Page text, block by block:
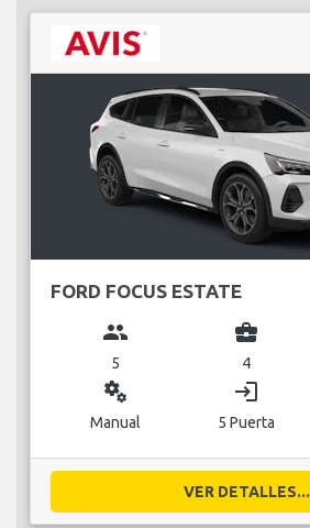
FORD FOCUS ESTATE
group
5
business_center
4
miscellaneous_services
Manual
login
5 Puerta
VER DETALLES...